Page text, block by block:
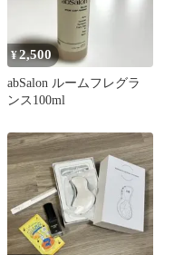
¥2,500
abSalon ルームフレグラ
ンス100ml